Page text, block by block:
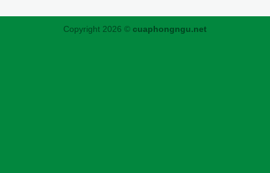
Copyright 2026 © cuaphongngu.net